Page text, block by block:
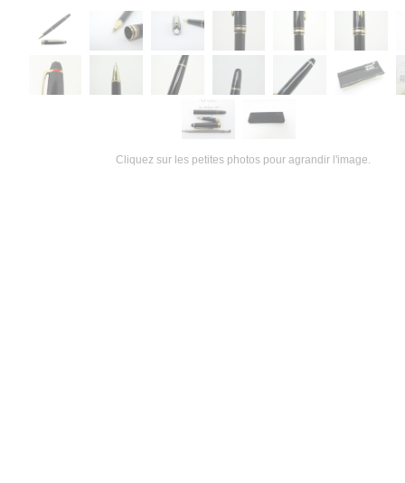
Cliquez sur les petites photos pour agrandir l'image.